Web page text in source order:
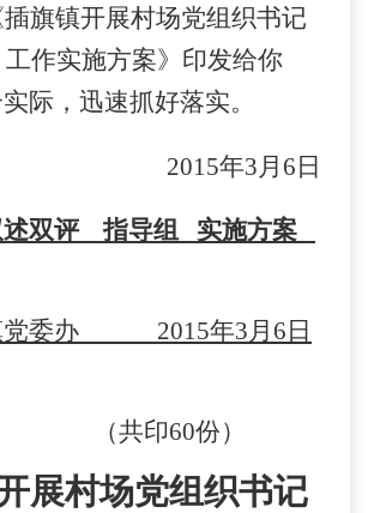
旗镇开展村场党组织书记
工作实施方案》印发给你
际，迅速抓好落实。
2015年3月 6 日
双评 指导组
实施方案
委办 2015年3月 6 日
（共印60份）
展村场党组织书记